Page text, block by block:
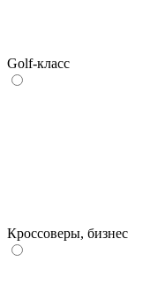
Golf-класс
Кроссоверы, бизнес